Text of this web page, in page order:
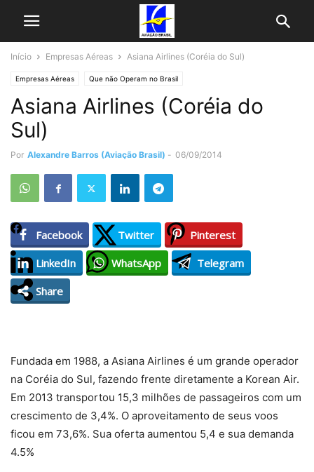
Início Empresas Aéreas Asiana Airlines (Coréia do Sul)
Empresas Aéreas Que não Operam no Brasil
Asiana Airlines (Coréia do
Sul)
Por Alexandre Barros (Aviação Brasil) - 06/09/2014
Facebook Twitter
Pinterest
LinkedIn
WhatsApp
Telegram
Share
Fundada em 1988, a Asiana Airlines é um grande operador
na Coréia do Sul, fazendo frente diretamente a Korean Air.
Em 2013 transportou 15,3 milhões de passageiros com um
crescimento de 3,4%. O aproveitamento de seus voos
ficou em 73,6%. Sua oferta aumentou 5,4 e sua demanda
4.5%